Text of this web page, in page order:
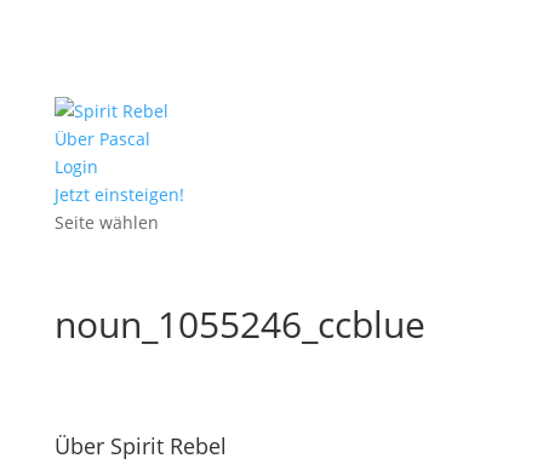
Über Pascal
Login
Jetzt einsteigen!
Seite wählen
noun_1055246_ccblue
Über Spirit Rebel